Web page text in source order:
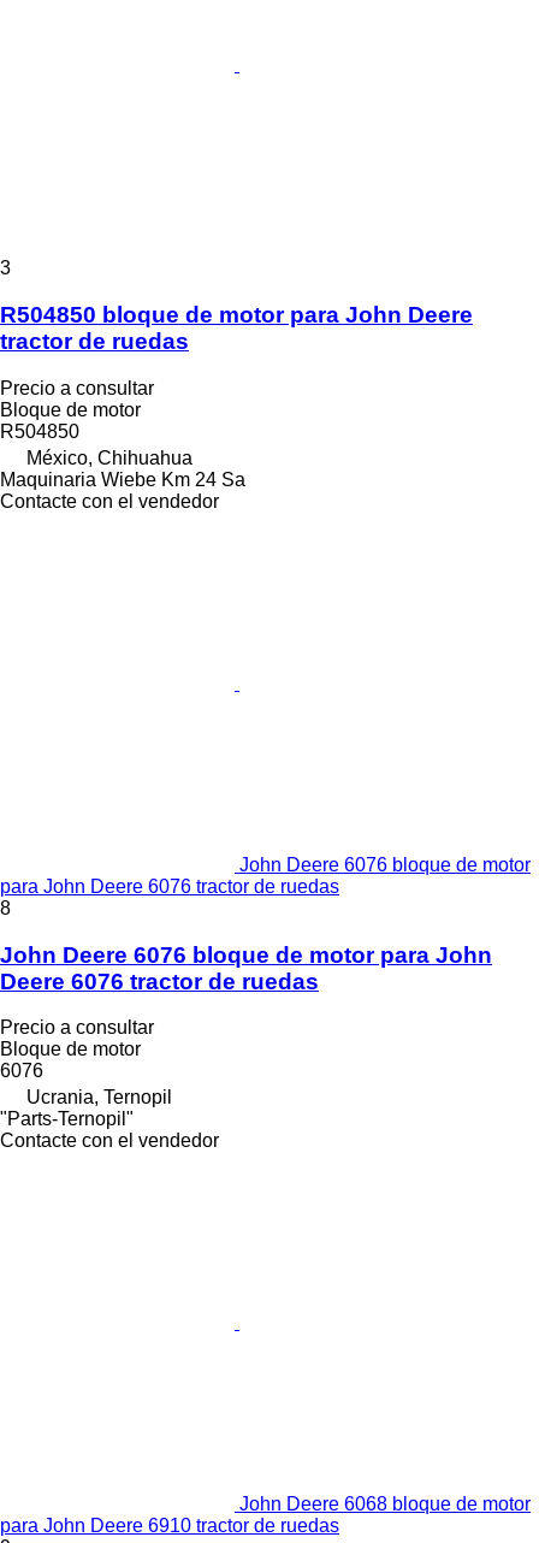
3
R504850 bloque de motor para John Deere
tractor de ruedas
Precio a consultar
Bloque de motor
R504850
México, Chihuahua
Maquinaria Wiebe Km 24 Sa
Contacte con el vendedor
John Deere 6076 bloque de motor
para John Deere 6076 tractor de ruedas
8
John Deere 6076 bloque de motor para John
Deere 6076 tractor de ruedas
Precio a consultar
Bloque de motor
6076
Ucrania, Ternopil
"Parts-Ternopil"
Contacte con el vendedor
John Deere 6068 bloque de motor
para John Deere 6910 tractor de ruedas